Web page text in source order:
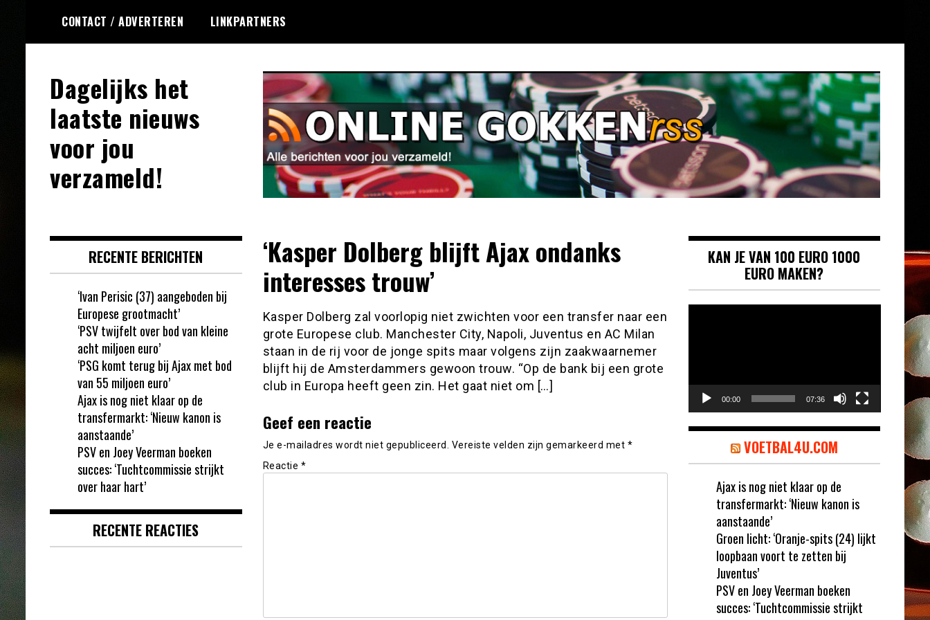
de
CONTACT / ADVERTEREN LINKPARTNERS
Dagelijks het
laatste nieuws
voor jou
verzameld!
‘Kasper Dolberg blijft Ajax ondanks
interesses trouw’
Kasper Dolberg zal voorlopig niet zwichten voor een transfer naar een
grote Europese club. Manchester City, Napoli, Juventus en AC Milan
staan in de rij voor de jonge spits maar volgens zijn zaakwaarnemer
blijft hij de Amsterdammers gewoon trouw. “Op de bank bij een grote
club in Europa heeft geen zin. Het gaat niet om […]
Geef een reactie
Je e-mailadres wordt niet gepubliceerd. Vereiste velden zijn gemarkeerd met *
Reactie *
RECENTE BERICHTEN
‘Ivan Perisic (37) aangeboden bij
Europese grootmacht’
‘PSV twijfelt over bod van kleine
acht miljoen euro’
‘PSG komt terug bij Ajax met bod
van 55 miljoen euro’
Ajax is nog niet klaar op de
transfermarkt: ‘Nieuw kanon is
aanstaande’
PSV en Joey Veerman boeken
succes: ‘Tuchtcommissie strijkt
over haar hart’
RECENTE REACTIES
KAN JE VAN 100 EURO 1000
EURO MAKEN?
00:00 07:36
VOETBAL4U.COM
Ajax is nog niet klaar op de
transfermarkt: ‘Nieuw kanon is
aanstaande’
Groen licht: ‘Oranje-spits (24) lijkt
loopbaan voort te zetten bij
Juventus’
PSV en Joey Veerman boeken
succes: ‘Tuchtcommissie strijkt